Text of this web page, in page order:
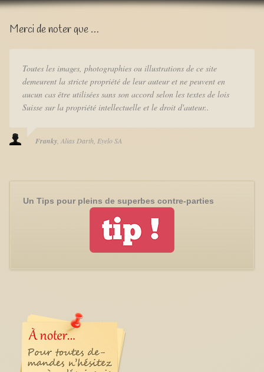
Merci de noter que …
Toutes les images, photographies ou illustrations de ce site
demeurent la stricte propriété de leur auteur et ne peuvent en
aucun cas être utilisées sans son accord selon les textes de lois
Suisse sur la propriété intellectuelle et le droit d'auteur..
Franky Alias Darth Eyelo SA
Un Tips pour pleins de superbes contre-parties